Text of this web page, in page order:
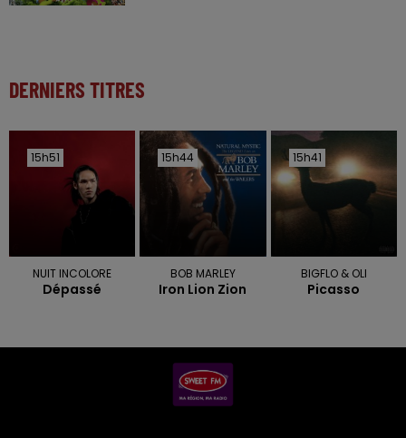
DERNIERS TITRES
15h51
15h51
NUIT INCOLORE
Dépassé
15h44
15h44
BOB MARLEY
Iron Lion Zion
15h41
15h41
BIGFLO & OLI
Picasso